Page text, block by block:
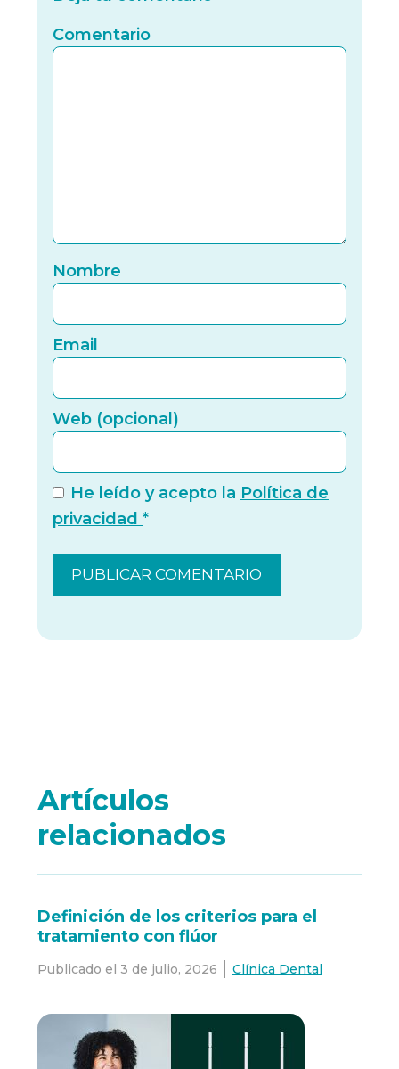
Comentario
Nombre
Email
Web (opcional)
He leído y acepto la Política de
privacidad *
Artículos
relacionados
Definición de los criterios para el
tratamiento con flúor
Publicado el 3 de julio, 2026 Clínica Dental